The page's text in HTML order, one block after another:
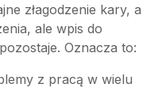
złagodzenie kary, a
ale wpis do
Oznacza to:
z pracą w wielu